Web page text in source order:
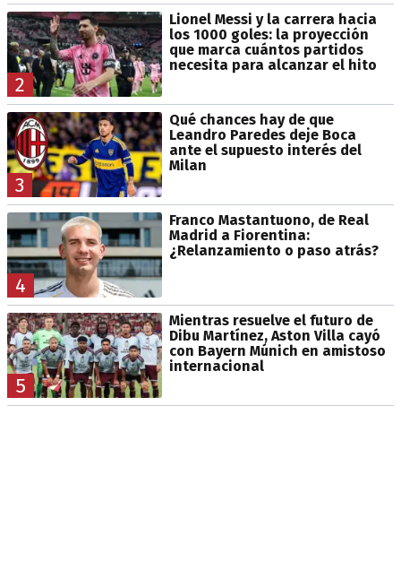
2
Lionel Messi y la carrera hacia
los 1000 goles: la proyección
que marca cuántos partidos
necesita para alcanzar el hito
3
Qué chances hay de que
Leandro Paredes deje Boca
ante el supuesto interés del
Milan
4
Franco Mastantuono, de Real
Madrid a Fiorentina:
¿Relanzamiento o paso atrás?
5
Mientras resuelve el futuro de
Dibu Martínez, Aston Villa cayó
con Bayern Múnich en amistoso
internacional